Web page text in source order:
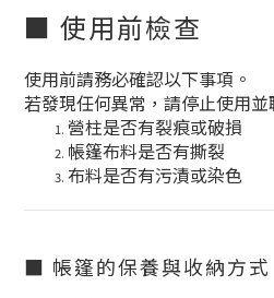
■ 使用前檢查
使用前請務必確認以下事項。
若發現任何異常，請停止使用並
營柱是否有裂痕或破損
帳篷布料是否有撕裂
布料是否有污漬或染色
■ 帳篷的保養與收納方式